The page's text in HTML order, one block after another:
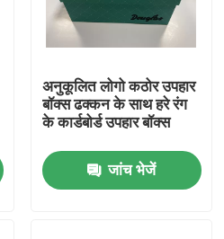
अनुकूलित लोगो कठोर उपहार
बॉक्स ढक्कन के साथ हरे रंग
के कार्डबोर्ड उपहार बॉक्स
जांच भेजें